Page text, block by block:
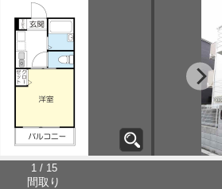
1 / 15
間取り